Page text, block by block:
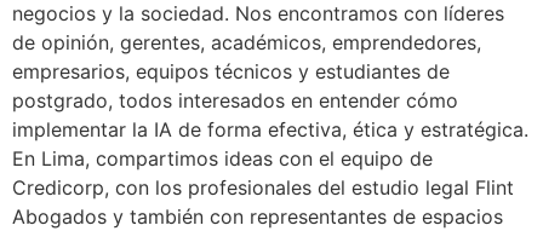
negocios y la sociedad. Nos encontramos con líderes
de opinión, gerentes, académicos, emprendedores,
empresarios, equipos técnicos y estudiantes de
postgrado, todos interesados en entender cómo
implementar la IA de forma efectiva, ética y estratégica.
En Lima, compartimos ideas con el equipo de
Credicorp, con los profesionales del estudio legal Flint
Abogados y también con representantes de espacios